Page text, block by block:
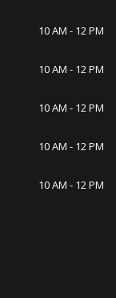
10 AM - 12 PM
10 AM - 12 PM
10 AM - 12 PM
10 AM - 12 PM
10 AM - 12 PM